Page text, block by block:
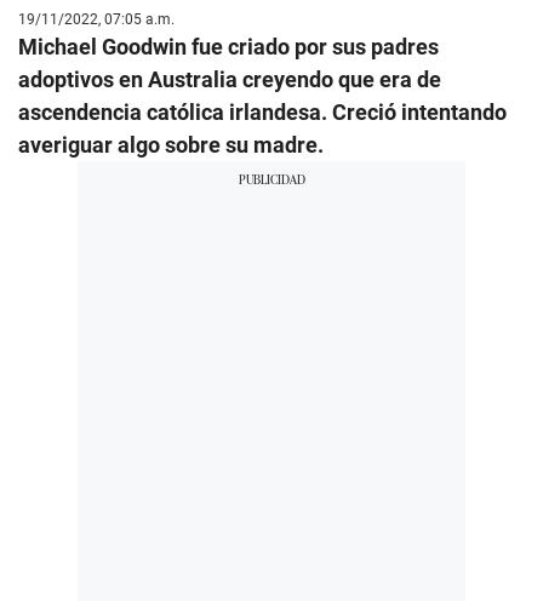
19/11/2022, 07:05 a.m.
Michael Goodwin fue criado por sus padres
adoptivos en Australia creyendo que era de
ascendencia católica irlandesa. Creció intentando
averiguar algo sobre su madre.